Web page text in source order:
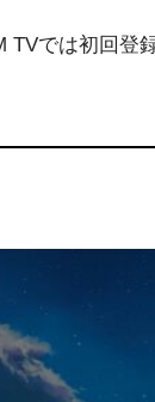
TVでは初回登